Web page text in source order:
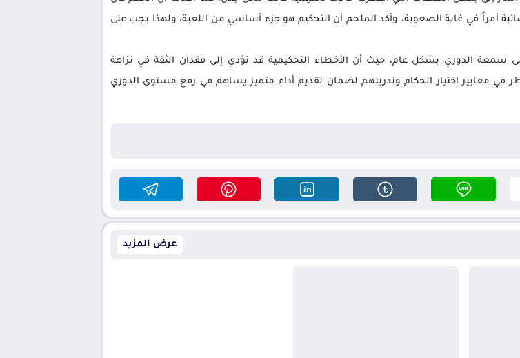
أمراً في غاية الصعوبة، وأكد الملحم أن التحكيم هو جزء أساسي من اللعبة، ولهذا يجب على
سمعة الدوري بشكل عام، حيث أن الأخطاء التحكيمية قد تؤدي إلى فقدان الثقة في نزاهة
في معايير اختيار الحكام وتدريبهم لضمان تقديم أداء متميز يساهم في رفع مستوى الدوري
عرض المزيد